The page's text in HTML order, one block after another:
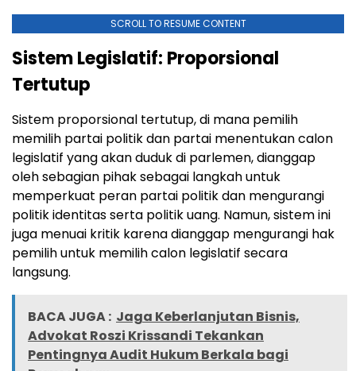
SCROLL TO RESUME CONTENT
Sistem Legislatif: Proporsional
Tertutup
Sistem proporsional tertutup, di mana pemilih
memilih partai politik dan partai menentukan calon
legislatif yang akan duduk di parlemen, dianggap
oleh sebagian pihak sebagai langkah untuk
memperkuat peran partai politik dan mengurangi
politik identitas serta politik uang. Namun, sistem ini
juga menuai kritik karena dianggap mengurangi hak
pemilih untuk memilih calon legislatif secara
langsung.
BACA JUGA : Jaga Keberlanjutan Bisnis,
Advokat Roszi Krissandi Tekankan
Pentingnya Audit Hukum Berkala bagi